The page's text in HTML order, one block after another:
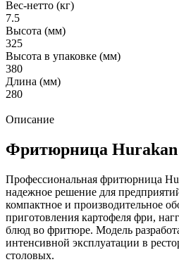
Вес-нетто (кг)
7.5
Высота (мм)
325
Высота в упаковке (мм)
380
Длина (мм)
280
Описание
Фритюрница
Профессиональная фритюрница
надежное решение для
компактное и производительное
приготовления картофеля фри,
блюд во фритюре. Модель
интенсивной эксплуатации в
столовых.